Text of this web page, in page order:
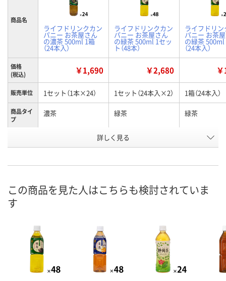
商品名
ライフドリンクカン
パニー お茶屋さん
の濃茶 500ml 1箱
（24本入）
ライフドリンクカン
パニー お茶屋さん
の緑茶 500ml 1セッ
ト（48本）
ライフドリ
パニー お茶
の緑茶 500ml
（24本入）
価格
(税込)
￥1,690 ￥2,680
販売単位 1セット（1本×24） 1セット（24本入×2） 1箱（24本入）
商品タイ
プ
濃茶 緑茶 緑茶
WKA8360 WKA5015
2026年8月下旬
カゴへ カ
詳しく見る
この商品を見た人はこちらも検討されていま
す